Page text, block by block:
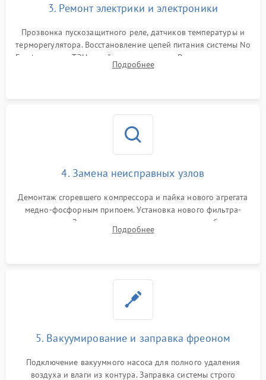
3. Ремонт электрики и электроники
Прозвонка пускозащитного реле, датчиков температуры и
терморегулятора. Восстановление цепей питания системы No
Frost, включая ТЭН оттайки и вентилятор. Ремонт или замена
платы управления при сбоях алгоритмов.
Подробнее
4. Замена неисправных узлов
Демонтаж сгоревшего компрессора и пайка нового агрегата
медно-фосфорным припоем. Установка нового фильтра-
осушителя. Замена изношенных вентиляторов обдува,
сломанных заслонок или поврежденных дверных петель.
Подробнее
5. Вакуумирование и заправка фреоном
Подключение вакуумного насоса для полного удаления
воздуха и влаги из контура. Заправка системы строго